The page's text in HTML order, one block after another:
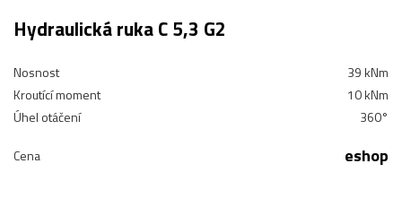
Hydraulická ruka C 5,3 G2
Nosnost
39 kNm
Kroutící moment
10 kNm
Úhel otáčení
360°
Cena eshop